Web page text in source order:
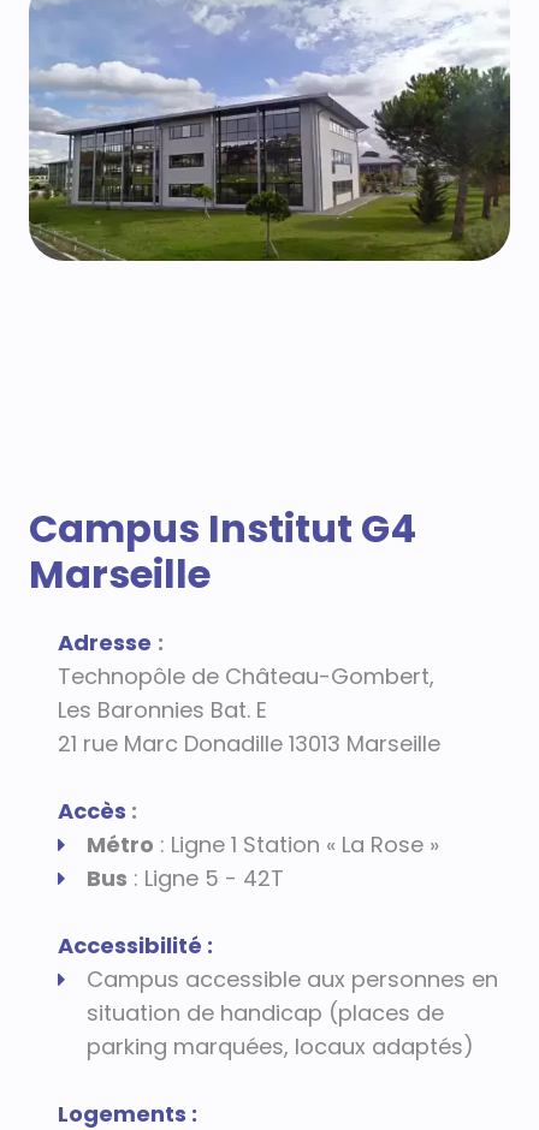
Campus Institut G4
Marseille
Adresse :
Technopôle de Château-Gombert,
Les Baronnies Bat. E
21 rue Marc Donadille 13013 Marseille
Accès :
Métro : Ligne 1 Station « La Rose »
Bus : Ligne 5 - 42T
Accessibilité :
Campus accessible aux personnes en
situation de handicap (places de
parking marquées, locaux adaptés)
Logements :